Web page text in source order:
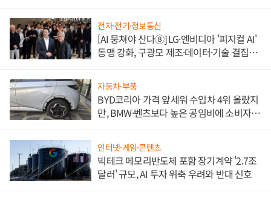
전자·전기·정보통신
[AI 뭉쳐야 산다⑧] LG·엔비디아 '피지컬 AI'
동맹 강화, 구광모 제조·데이터·기술 결집
자동차·부품
BYD코리아 가격 앞세워 수입차 4위 올랐지
만, BMW·벤츠보다 높은 공임비에 소비자
인터넷·게임·콘텐츠
빅테크 메모리반도체 포함 장기계약 '2.7조
달러' 규모, AI 투자 위축 우려와 반대 신호